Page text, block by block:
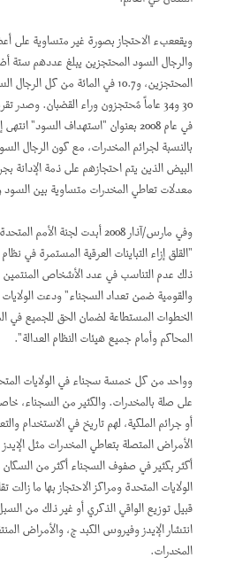
ويقععبء الاحتجاز بصورة غير متساوية على
والرجال السود المحتجزين يبلغ عددهم ستة
المحتجزين، و10.7 في المائة من كل
30 و34 عاماً مُحتجزون وراء القضبان.
في عام 2008 بعنوان "استهداف السود"
البيض الذين يتم احتجازهم على ذمة الإدانة
معدلات تعاطي المخدرات متساوية بين
وفي مارس/آذار 2008 أبدت لجنة
"القلق إزاء التباينات العرقية المستمرة في
ذلك عدم التناسب في عدد الأشخاص المنتمين
والقومية ضمن تعداد السجناء" ودعت
الخطوات المستطاعة لضمان الحق للجميع في
المحاكم وأمام جميع هيئات النظام العدالة".
وواحد من كل خمسة سجناء في الولايات
على صلة بالمخدرات. والكثير من السجناء،
أو جرائم الملكية، لهم تاريخ في الاستخدام
الأمراض المتصلة بتعاطي المخدرات مثل
أكثر بكثير في صفوف السجناء أكثر من السكان
الولايات المتحدة ومراكز الاحتجاز بها ما زالت
قبيل توزيع الواقي الذكري أو غير ذلك من
انتشار الإيدز وفيروس الكبد ج، والأمراض
المخدرات.